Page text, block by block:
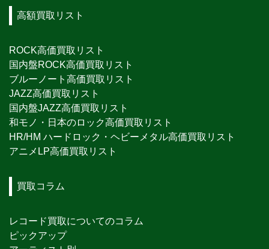
高額買取リスト
ROCK高価買取リスト
国内盤ROCK高価買取リスト
ブルーノート高価買取リスト
JAZZ高価買取リスト
国内盤JAZZ高価買取リスト
和モノ・日本のロック高価買取リスト
HR/HM ハードロック・ヘビーメタル高価買取リスト
アニメLP高価買取リスト
買取コラム
レコード買取についてのコラム
ピックアップ